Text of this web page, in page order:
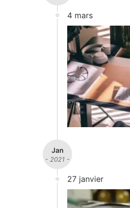
4 mars
Jan
- 2021 -
27 janvier